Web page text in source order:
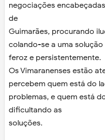
negociações
de
Guimarães, procurando
colando-se a uma solução
feroz e persistentemente.
Os Vimaranenses estão
percebem quem está do
problemas, e quem está
dificultando as
soluções.